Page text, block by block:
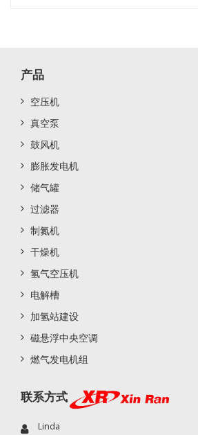
产品
空压机
真空泵
鼓风机
膨胀发电机
储气罐
过滤器
制氮机
干燥机
氢气空压机
电解槽
加氢站建设
磁悬浮中央空调
燃气发电机组
联系方式
Linda